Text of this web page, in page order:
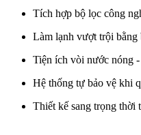
Tích hợp bộ lọc công
Làm lạnh vượt trội
Tiện ích vòi nước nóng
Hệ thống tự bảo vệ khi
Thiết kế sang trọng thời